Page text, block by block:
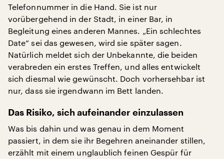
Telefonnummer in die Hand. Sie ist nur
vorübergehend in der Stadt, in einer Bar, in
Begleitung eines anderen Mannes. „Ein schlechtes
Date“ sei das gewesen, wird sie später sagen.
Natürlich meldet sich der Unbekannte, die beiden
verabreden ein erstes Treffen, und alles entwickelt
sich diesmal wie gewünscht. Doch vorhersehbar ist
nur, dass sie irgendwann im Bett landen.
Das Risiko, sich aufeinander einzulassen
Was bis dahin und was genau in dem Moment
passiert, in dem sie ihr Begehren aneinander stillen,
erzählt mit einem unglaublich feinen Gespür für